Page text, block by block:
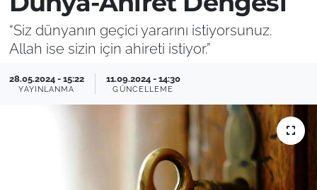
“Siz dünyanın geçici yararını istiyorsunuz.
Allah ise sizin için ahireti istiyor.”
28.05.2024 - 15:22
YAYINLANMA
11.09.2024 - 14:30
GÜNCELLEME